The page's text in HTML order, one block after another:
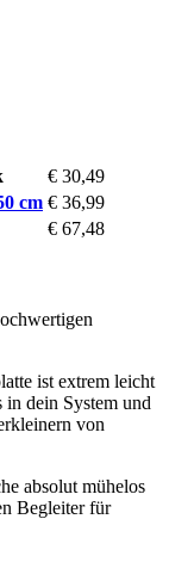
€ 30,49
cm € 36,99
€ 67,48
ist extrem leicht
in dein System und
von
absolut mühelos
Begleiter für